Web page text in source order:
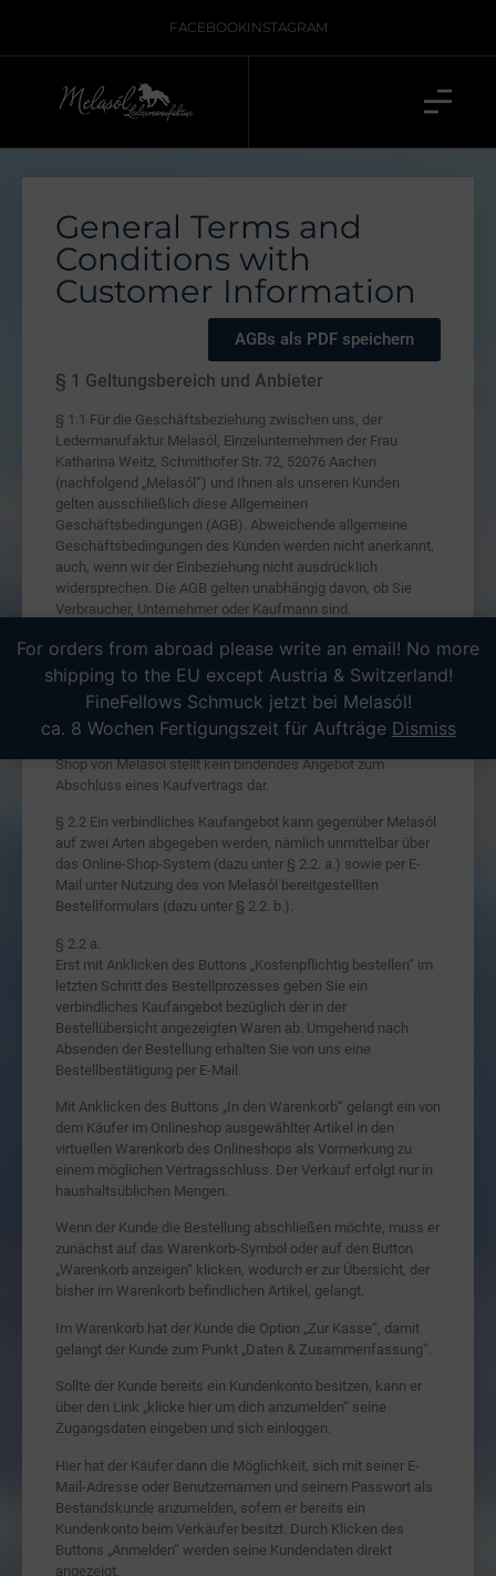
For orders from abroad please write an email! No more
shipping to the EU except Austria & Switzerland!
FineFellows Schmuck jetzt bei Melasól!
ca. 8 Wochen Fertigungszeit für Aufträge Dismiss
FACEBOOKINSTAGRAM
General Terms and
Conditions with
Customer Information
AGBs als PDF speichern
§ 1 Geltungsbereich und Anbieter
§ 1.1 Für die Geschäftsbeziehung zwischen uns, der
Ledermanufaktur Melasól, Einzelunternehmen der Frau
Katharina Weitz, Schmithofer Str. 72, 52076 Aachen
(nachfolgend „Melasól“) und Ihnen als unseren Kunden
gelten ausschließlich diese Allgemeinen
Geschäftsbedingungen (AGB). Abweichende allgemeine
Geschäftsbedingungen des Kunden werden nicht anerkannt,
auch, wenn wir der Einbeziehung nicht ausdrücklich
widersprechen. Die AGB gelten unabhängig davon, ob Sie
Verbraucher, Unternehmer oder Kaufmann sind.
§ 1.2 Maßgebend ist die jeweils bei Abschluss des Vertrags
gültige Fassung der AGB.
§ 2 Vertragsschluss
§ 2.1 Die Präsentation und Bewerbung von Artikeln im Online-
Shop von Melasól stellt kein bindendes Angebot zum
Abschluss eines Kaufvertrags dar.
§ 2.2 Ein verbindliches Kaufangebot kann gegenüber Melasól
auf zwei Arten abgegeben werden, nämlich unmittelbar über
das Online-Shop-System (dazu unter § 2.2. a.) sowie per E-
Mail unter Nutzung des von Melasól bereitgestellten
Bestellformulars (dazu unter § 2.2. b.):
§ 2.2 a.
Erst mit Anklicken des Buttons „Kostenpflichtig bestellen“ im
letzten Schritt des Bestellprozesses geben Sie ein
verbindliches Kaufangebot bezüglich der in der
Bestellübersicht angezeigten Waren ab. Umgehend nach
Absenden der Bestellung erhalten Sie von uns eine
Bestellbestätigung per E-Mail.
Mit Anklicken des Buttons „In den Warenkorb“ gelangt ein von
dem Käufer im Onlineshop ausgewählter Artikel in den
virtuellen Warenkorb des Onlineshops als Vormerkung zu
einem möglichen Vertragsschluss. Der Verkauf erfolgt nur in
haushaltsüblichen Mengen.
Wenn der Kunde die Bestellung abschließen möchte, muss er
zunächst auf das Warenkorb-Symbol oder auf den Button
„Warenkorb anzeigen“ klicken, wodurch er zur Übersicht, der
bisher im Warenkorb befindlichen Artikel, gelangt.
Im Warenkorb hat der Kunde die Option „Zur Kasse“, damit
gelangt der Kunde zum Punkt „Daten & Zusammenfassung“.
Sollte der Kunde bereits ein Kundenkonto besitzen, kann er
über den Link „klicke hier um dich anzumelden“ seine
Zugangsdaten eingeben und sich einloggen.
Hier hat der Käufer dann die Möglichkeit, sich mit seiner E-
Mail-Adresse oder Benutzernamen und seinem Passwort als
Bestandskunde anzumelden, sofern er bereits ein
Kundenkonto beim Verkäufer besitzt. Durch Klicken des
Buttons „Anmelden“ werden seine Kundendaten direkt
angezeigt.